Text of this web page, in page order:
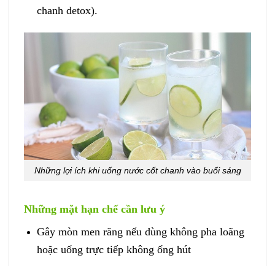
chanh detox).
Những lợi ích khi uống nước cốt chanh vào buổi sáng
Những mặt hạn chế cần lưu ý
Gây mòn men răng nếu dùng không pha loãng
hoặc uống trực tiếp không ống hút